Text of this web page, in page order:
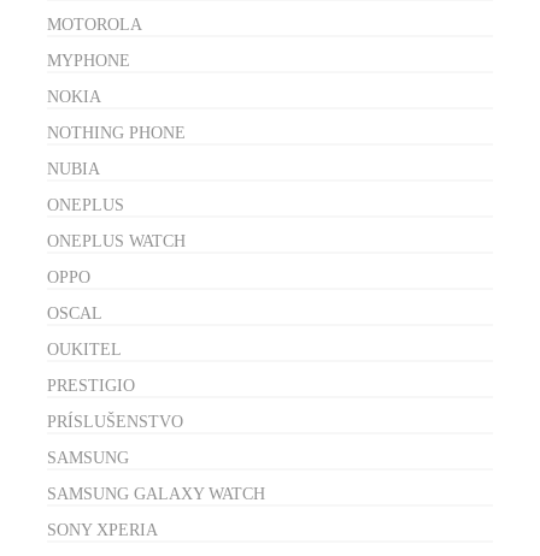
MOTOROLA
MYPHONE
NOKIA
NOTHING PHONE
NUBIA
ONEPLUS
ONEPLUS WATCH
OPPO
OSCAL
OUKITEL
PRESTIGIO
PRÍSLUŠENSTVO
SAMSUNG
SAMSUNG GALAXY WATCH
SONY XPERIA